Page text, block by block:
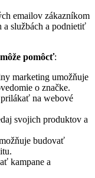
emailov zákazníkom
službách a podnietiť
pomôcť:
marketing umožňuje
o značke.
na webové
svojich produktov a
budovať
kampane a